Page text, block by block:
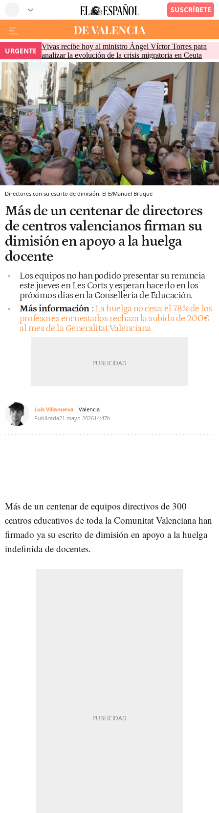
URGENTE
Vivas recibe hoy al ministro Ángel Víctor Torres para
analizar la evolución de la crisis migratoria en Ceuta
Directores con su escrito de dimisión. EFE/Manuel Bruque
Más de un centenar de directores
de centros valencianos firman su
dimisión en apoyo a la huelga
docente
Los equipos no han podido presentar su renuncia
este jueves en Les Corts y esperan hacerlo en los
próximos días en la Conselleria de Educación.
Más información : La huelga no cesa: el 78% de los
profesores encuestados rechaza la subida de 200€
al mes de la Generalitat Valenciana
Luis Villanueva
Valencia
Publicada21 mayo 202614:47h
Más de un centenar de equipos directivos de 300
centros educativos de toda la Comunitat Valenciana han
firmado ya su escrito de dimisión en apoyo a la huelga
indefinida de docentes.